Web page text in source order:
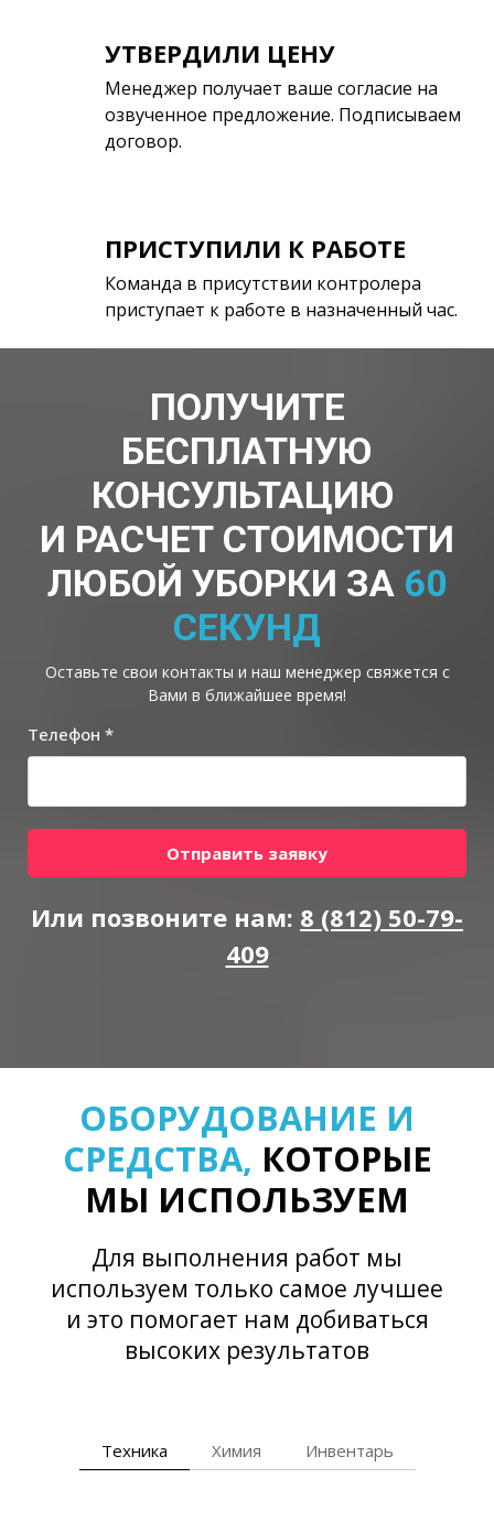
УТВЕРДИЛИ ЦЕНУ
Менеджер получает ваше согласие на
озвученное предложение. Подписываем
договор.
ПРИСТУПИЛИ К РАБОТЕ
Команда в присутствии контролера
приступает к работе в назначенный час.
ПОЛУЧИТЕ
БЕСПЛАТНУЮ
КОНСУЛЬТАЦИЮ
И РАСЧЕТ СТОИМОСТИ
ЛЮБОЙ УБОРКИ ЗА 60
СЕКУНД
Оставьте свои контакты и наш менеджер свяжется с
Вами в ближайшее время!
Телефон *
Отправить заявку
Или позвоните нам: 8 (812) 50-79-
409
ОБОРУДОВАНИЕ И
СРЕДСТВА, КОТОРЫЕ
МЫ ИСПОЛЬЗУЕМ
Для выполнения работ мы
используем только самое лучшее
и это помогает нам добиваться
высоких результатов
Техника Химия Инвентарь